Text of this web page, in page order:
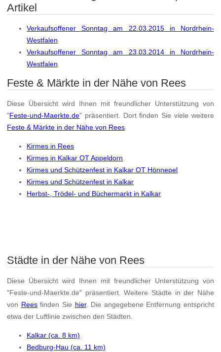
Artikel
Verkaufsoffener Sonntag am 22.03.2015 in Nordrhein-
Westfalen
Verkaufsoffener Sonntag am 23.03.2014 in Nordrhein-
Westfalen
Feste & Märkte in der Nähe von Rees
Diese Übersicht wird Ihnen mit freundlicher Unterstützung von
"Feste-und-Maerkte.de" präsentiert. Dort finden Sie viele weitere
Feste & Märkte in der Nähe von Rees
Kirmes in Rees
Kirmes in Kalkar OT Appeldorn
Kirmes und Schützenfest in Kalkar OT Hönnepel
Kirmes und Schützenfest in Kalkar
Herbst-, Trödel- und Büchermarkt in Kalkar
Städte in der Nähe von Rees
Diese Übersicht wird Ihnen mit freundlicher Unterstützung von
"Feste-und-Maerkte.de" präsentiert. Weitere Städte in der Nähe
von Reesfinden Sie hier. Die angegebene Entfernung entspricht
etwa der Luftlinie zwischen den Städten.
Kalkar (ca. 8 km)
Bedburg-Hau (ca. 11 km)